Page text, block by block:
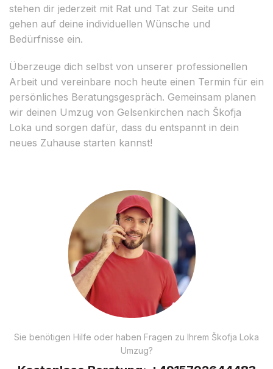
stehen dir jederzeit mit Rat und Tat zur Seite und
gehen auf deine individuellen Wünsche und
Bedürfnisse ein.
Überzeuge dich selbst von unserer professionellen
Arbeit und vereinbare noch heute einen Termin für ein
persönliches Beratungsgespräch. Gemeinsam planen
wir deinen Umzug von Gelsenkirchen nach Škofja
Loka und sorgen dafür, dass du entspannt in dein
neues Zuhause starten kannst!
Sie benötigen Hilfe oder haben Fragen zu Ihrem Škofja Loka
Umzug?